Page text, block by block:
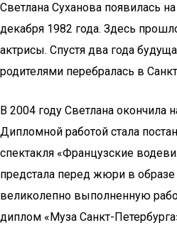
Светлана Суханова появилась
декабря 1982 года. Здесь
актрисы. Спустя два года
родителями перебралась в
В 2004 году Светлана окончила
Дипломной работой стала
спектакля «Французские
предстала перед жюри в
великолепно выполненную
диплом «Муза Санкт-